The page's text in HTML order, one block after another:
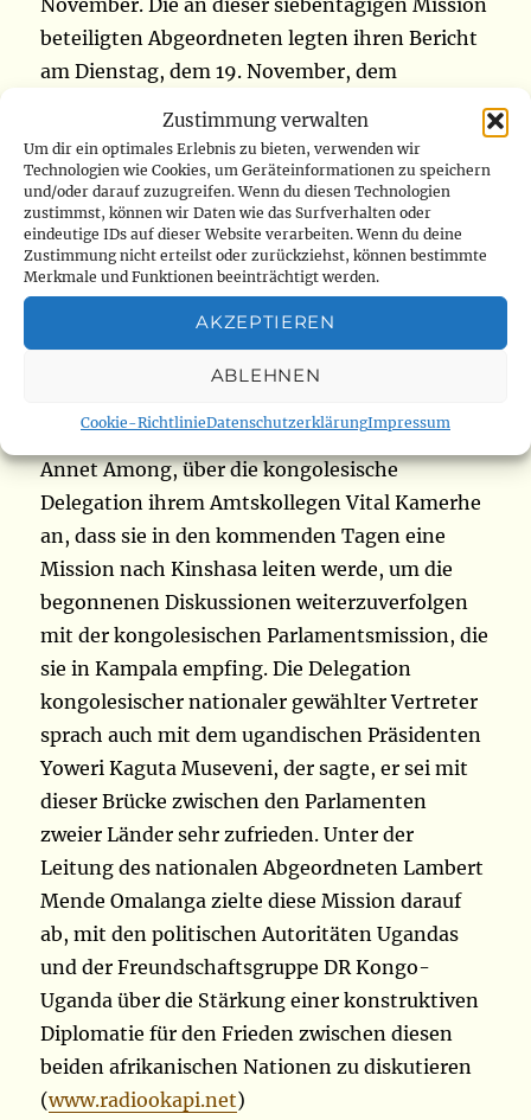
Zustimmung verwalten
Um dir ein optimales Erlebnis zu bieten, verwenden wir
Technologien wie Cookies, um Geräteinformationen zu speichern
und/oder darauf zuzugreifen. Wenn du diesen Technologien
zustimmst, können wir Daten wie das Surfverhalten oder
eindeutige IDs auf dieser Website verarbeiten. Wenn du deine
Zustimmung nicht erteilst oder zurückziehst, können bestimmte
Merkmale und Funktionen beeinträchtigt werden.
AKZEPTIEREN
ABLEHNEN
Cookie-RichtlinieDatenschutzerklärungImpressum
November. Die an dieser siebentägigen Mission
beteiligten Abgeordneten legten ihren Bericht
am Dienstag, dem 19. November, dem
Kamerhe, vor. Ihrer Meinung nach war diese
Mission erfolgreich. Die diplomatischen
Beziehungen zwischen Uganda und der
Demokratischen Republik Kongo seien
angesichts der Ausdehnung der gemeinsamen
Grenze beider Länder von äußerst strategischer
Omalanga, der die kongolesische Delegation
Präsidentin des ugandischen Parlaments, Anita
Annet Among, über die kongolesische
Delegation ihrem Amtskollegen Vital Kamerhe
an, dass sie in den kommenden Tagen eine
Mission nach Kinshasa leiten werde, um die
begonnenen Diskussionen weiterzuverfolgen
mit der kongolesischen Parlamentsmission, die
sie in Kampala empfing. Die Delegation
kongolesischer nationaler gewählter Vertreter
sprach auch mit dem ugandischen Präsidenten
Yoweri Kaguta Museveni, der sagte, er sei mit
dieser Brücke zwischen den Parlamenten
zweier Länder sehr zufrieden. Unter der
Leitung des nationalen Abgeordneten Lambert
Mende Omalanga zielte diese Mission darauf
ab, mit den politischen Autoritäten Ugandas
und der Freundschaftsgruppe DR Kongo-
Uganda über die Stärkung einer konstruktiven
Diplomatie für den Frieden zwischen diesen
beiden afrikanischen Nationen zu diskutieren
(www.radiookapi.net)